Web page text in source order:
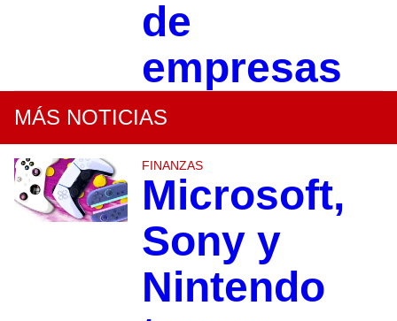
de
empresas
MÁS NOTICIAS
FINANZAS
Microsoft,
Sony y
Nintendo